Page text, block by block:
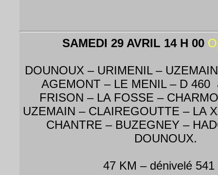
SAMEDI 29 AVRIL 14 H 00
DOUNOUX – URIMENIL –
AGEMONT – LE MENIL – D 460
FRISON – LA FOSSE –
UZEMAIN – CLAIREGOUTTE – LA
CHANTRE – BUZEGNEY –
DOUNOUX.
47 KM – dénivelé 541